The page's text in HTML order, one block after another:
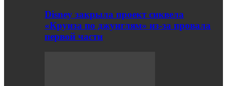
Disney закрыла проект сиквела
«Круиза по джунглям» из-за провала
первой части